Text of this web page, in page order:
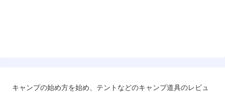
キャンプの始め方を始め、テントなどのキャンプ道具のレビュ